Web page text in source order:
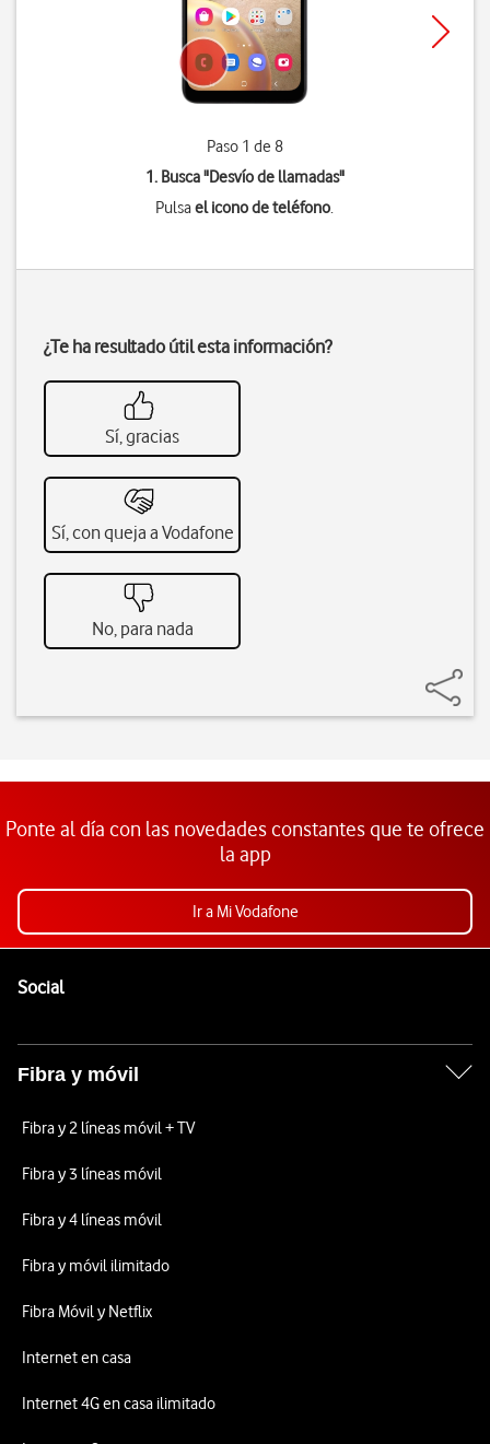
Paso 1 de 8
1. Busca "Desvío de llamadas"
Pulsael icono de teléfono.
¿Te ha resultado útil esta información?
Sí, gracias
Sí, con queja a Vodafone
No, para nada
Ponte al día con las novedades constantes que te ofrece
la app
Ir a Mi Vodafone
SocialEnlaces a las redes sociales de Vodafone
Fibra y móvil
Fibra y 2 líneas móvil + TV
Fibra y 3 líneas móvil
Fibra y 4 líneas móvil
Fibra y móvil ilimitado
Fibra Móvil y Netflix
Internet en casa
Internet 4G en casa ilimitado